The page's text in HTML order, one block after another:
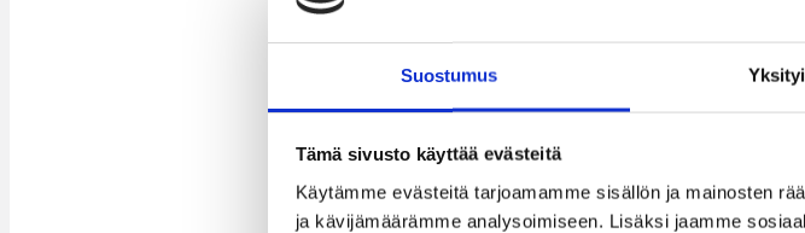
Suostumus
Tämä sivusto käyttää evästeitä
Käytämme evästeitä tarjoamamme sisällön ja mainosten
ja kävijämäärämme analysoimiseen. Lisäksi jaamme